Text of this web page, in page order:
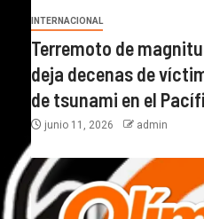
INTERNACIONAL
Terremoto de
deja decenas de
de tsunami en el
junio 11, 2026 admin